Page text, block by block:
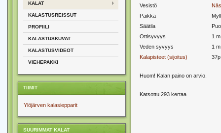
KALAT
KALASTUSREISSUT
PROFIILI
KALASTUSKUVAT
KALASTUSVIDEOT
VIEHEPAKKI
TIIMIT
Ylöjärven kalasiepparit
SUURIMMAT KALAT
Vesistö
Paikka
Säätila
Ottisyvyys
1 m
Veden syvyys
1 m
Kalapisteet (sijoitus)
Huom! Kalan paino on arvio.
Katsottu 293 kertaa